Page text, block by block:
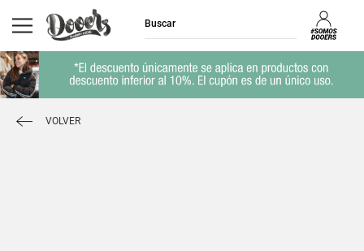
VOLVER